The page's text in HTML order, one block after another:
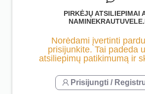
PIRKĖJŲ ATSILIEPIMAI
Norėdami įvertinti
prisijunkite. Tai padeda
atsiliepimų patikimumą ir
Prisijungti /